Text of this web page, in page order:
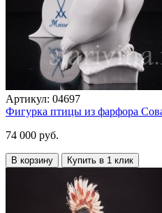
Артикул: 04697
Фигурка птицы из фарфора
74 000 руб.
В корзину Купить в 1 клик